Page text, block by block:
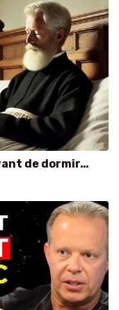
de dormir…